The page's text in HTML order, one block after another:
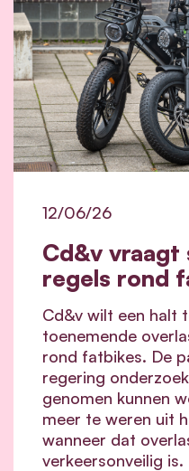
Cd&v
regels rond
12/06/26
Cd&v wilt een halt
toenemende
rond fatbikes. De
regering
genomen kunnen
meer te weren uit
wanneer dat
verkeersonveilig is.